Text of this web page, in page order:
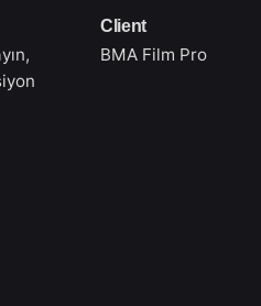
Client
BMA Film Pro